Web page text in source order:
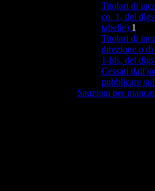
Titolari di
co. 1, del
tabelle) 1
Titolari di
direzione o
1-bis, del
Cessati
pubblicare
Sanzioni per